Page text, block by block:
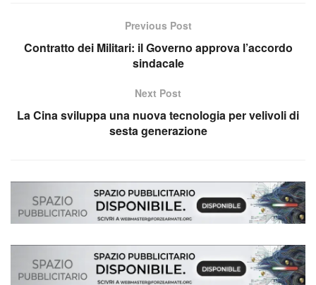
Previous Post
Contratto dei Militari: il Governo approva l’accordo
sindacale
Next Post
La Cina sviluppa una nuova tecnologia per velivoli di
sesta generazione